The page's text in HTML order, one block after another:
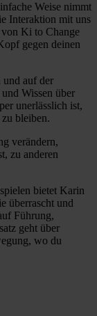
Weise nimmt
Interaktion mit uns
von Ki to Change
gegen deinen
und auf der
Wissen über
unerlässlich ist,
bleiben.
verändern,
zu anderen
bietet Karin
überrascht und
Führung,
geht über
wo du